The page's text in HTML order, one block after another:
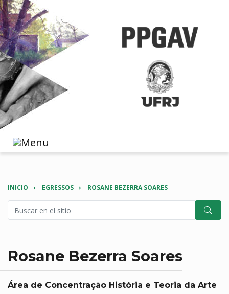
INICIO EGRESSOS ROSANE BEZERRA SOARES
Rosane Bezerra Soares
Área de Concentração História e Teoria da Arte